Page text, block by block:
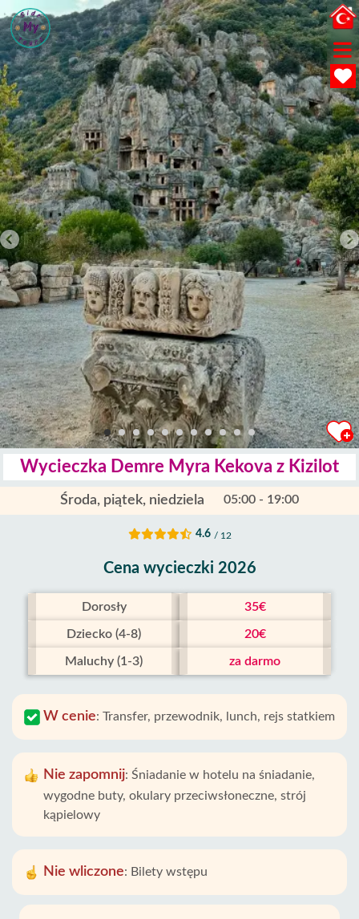
Wycieczka Demre Myra Kekova z Kizilot
Środa, piątek, niedziela 05:00 - 19:00
4.6 / 12
Cena wycieczki 2026
Dorosły 35€
Dziecko (4-8) 20€
Maluchy (1-3) za darmo
W cenie: Transfer, przewodnik, lunch, rejs statkiem
Nie zapomnij: Śniadanie w hotelu na śniadanie,
wygodne buty, okulary przeciwsłoneczne, strój
kąpielowy
Nie wliczone: Bilety wstępu